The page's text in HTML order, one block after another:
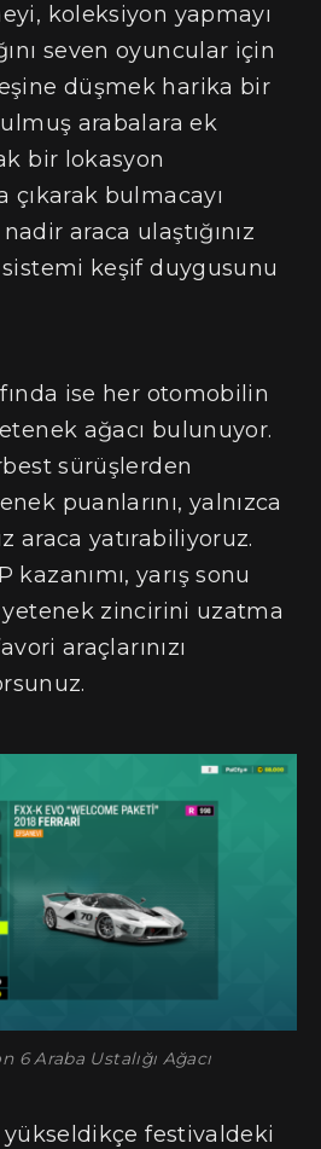
koleksiyon yapmayı
seven oyuncular için
düşmek harika bir
arabalara ek
bir lokasyon
çıkarak bulmacayı
araca ulaştığınız
sistemi keşif duygusunu
ise her otomobilin
ağacı bulunuyor.
sürüşlerden
puanlarını, yalnızca
araca yatırabiliyoruz.
kazanımı, yarış sonu
zincirini uzatma
araçlarınızı
6 Araba Ustalığı Ağacı
festivaldeki